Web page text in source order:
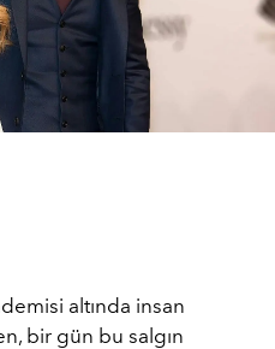
altında insan
bir gün bu salgın